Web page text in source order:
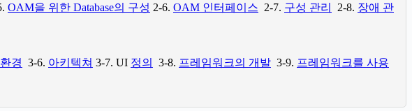
OAM을 위한 Database의 구성 2-6. OAM 인터페이스 2-7. 구성 관리 2-8. 장애 관
경 3-6. 아키텍쳐 3-7. UI 정의 3-8. 프레임워크의 개발 3-9. 프레임워크를 사용